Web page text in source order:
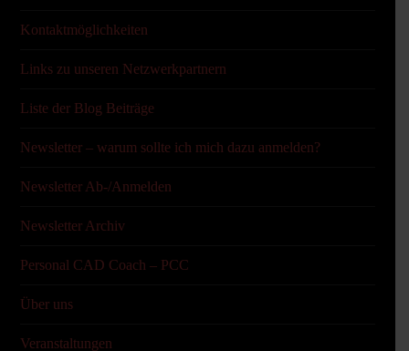
Kontaktmöglichkeiten
Links zu unseren Netzwerkpartnern
Liste der Blog Beiträge
Newsletter – warum sollte ich mich dazu anmelden?
Newsletter Ab-/Anmelden
Newsletter Archiv
Personal CAD Coach – PCC
Über uns
Veranstaltungen